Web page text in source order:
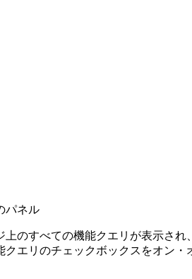
パネル
上のすべての機能クエリが表示さ
エリのチェックボックスをオン・